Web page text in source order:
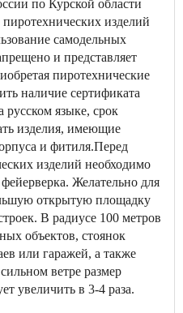
по Курской области
изделий
самодельных
и представляет
пиротехнические
наличие сертификата
русском языке, срок
изделия, имеющие
и фитиля.Перед
изделий необходимо
Желательно для
открытую площадку
В радиусе 100 метров
объектов, стоянок
или гаражей, а также
ветре размер
увеличить в 3-4 раза.